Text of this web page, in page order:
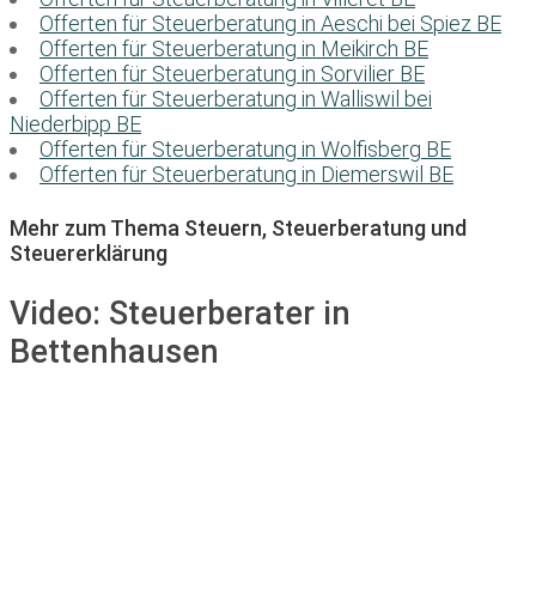
Offerten für Steuerberatung in Aeschi bei Spiez BE
Offerten für Steuerberatung in Meikirch BE
Offerten für Steuerberatung in Sorvilier BE
Offerten für Steuerberatung in Walliswil bei
Niederbipp BE
Offerten für Steuerberatung in Wolfisberg BE
Offerten für Steuerberatung in Diemerswil BE
Mehr zum Thema Steuern, Steuerberatung und
Steuererklärung
Video: Steuerberater in
Bettenhausen